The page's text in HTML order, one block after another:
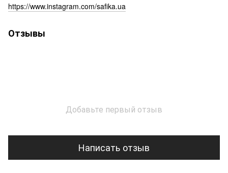
https://www.instagram.com/safika.ua
Отзывы
Добавьте первый отзыв
Написать отзыв